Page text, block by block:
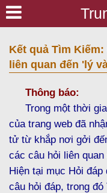
Kết quả Tìm
liên quan đến 'lý
Thông báo:
Trong một thời
của trang web đã
tử từ khắp nơi gởi
các câu hỏi liên
Hiện tại mục Hỏi
câu hỏi đáp, trong